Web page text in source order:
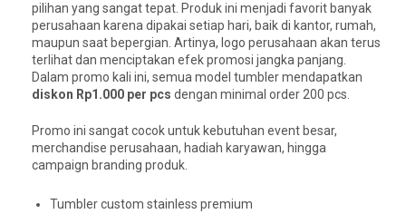
pilihan yang sangat tepat. Produk ini menjadi favorit banyak
perusahaan karena dipakai setiap hari, baik di kantor, rumah,
maupun saat bepergian. Artinya, logo perusahaan akan terus
terlihat dan menciptakan efek promosi jangka panjang.
Dalam promo kali ini, semua model tumbler mendapatkan
diskon Rp1.000 per pcs dengan minimal order 200 pcs.
Promo ini sangat cocok untuk kebutuhan event besar,
merchandise perusahaan, hadiah karyawan, hingga
campaign branding produk.
Tumbler custom stainless premium